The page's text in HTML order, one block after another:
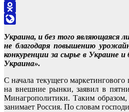
VK
Odnoklassniki
Украина, и без того являющаяся
не благодаря повышению
конкуренции за сырье в Украине
Украина».
С начала текущего
на внешние рынки, заявил в
Минагрополитики. Таким
занимает Россия. По словам